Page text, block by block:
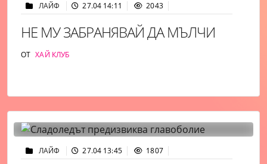
ЛАЙФ 27.04 14:11 2043
НЕ МУ ЗАБРАНЯВАЙ ДА МЪЛЧИ
ОТ ХАЙ КЛУБ
ЛАЙФ 27.04 13:45 1807